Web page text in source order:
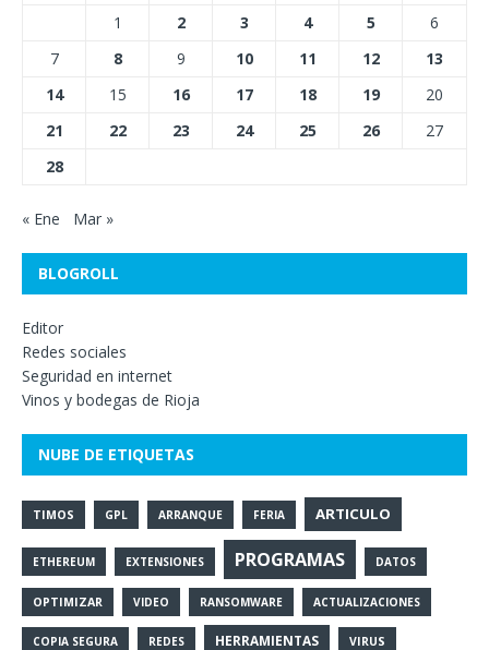
1
2 3 4 5
6
7
8 9 10 11 12
13
14
15 16 17 18 19
20
21
22 23 24 25 26
27
28
« Ene Mar »
BLOGROLL
Editor
Redes sociales
Seguridad en internet
Vinos y bodegas de Rioja
NUBE DE ETIQUETAS
TIMOS GPL ARRANQUE FERIA ARTICULO
ETHEREUM EXTENSIONES PROGRAMAS DATOS
OPTIMIZAR VIDEO RANSOMWARE ACTUALIZACIONES
COPIA SEGURA REDES HERRAMIENTAS VIRUS